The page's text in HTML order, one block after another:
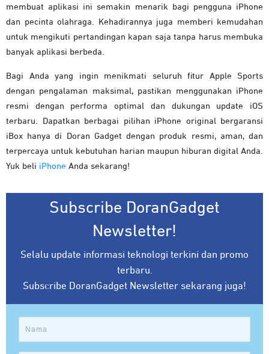
membuat aplikasi ini semakin menarik bagi pengguna iPhone
dan pecinta olahraga. Kehadirannya juga memberi kemudahan
untuk mengikuti pertandingan kapan saja tanpa harus membuka
banyak aplikasi berbeda.
Bagi Anda yang ingin menikmati seluruh fitur Apple Sports
dengan pengalaman maksimal, pastikan menggunakan iPhone
resmi dengan performa optimal dan dukungan update iOS
terbaru. Dapatkan berbagai pilihan iPhone original bergaransi
iBox hanya di Doran Gadget dengan produk resmi, aman, dan
terpercaya untuk kebutuhan harian maupun hiburan digital Anda.
Yuk beli iPhone Anda sekarang!
Subscribe DoranGadget
Newsletter!
Selalu update informasi teknologi terkini dan promo
terbaru.
Subscribe DoranGadget Newsletter sekarang juga!